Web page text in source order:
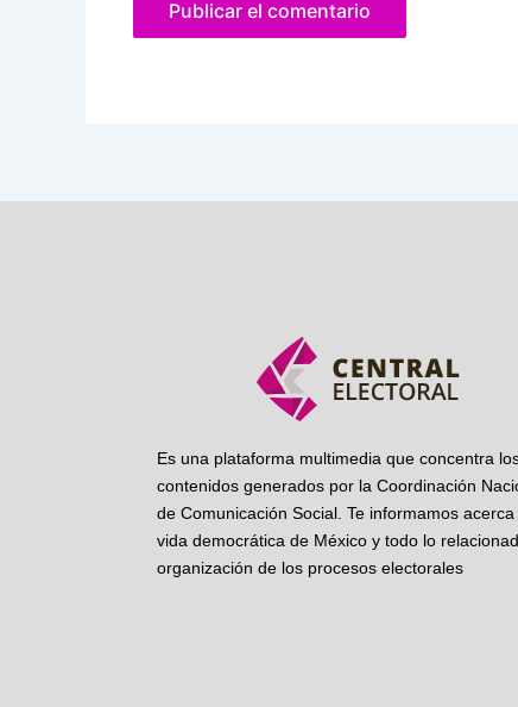
Es una plataforma multimedia que concentra
contenidos generados por la Coordinación
de Comunicación Social. Te informamos acerca
vida democrática de México y todo lo
organización de los procesos electorales